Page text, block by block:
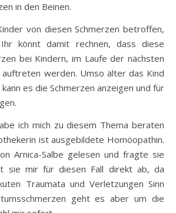
in den Beinen.
von diesen Schmerzen betroffen,
könnt damit rechnen, dass diese
bei Kindern, im Laufe der nächsten
auftreten werden. Umso älter das Kind
es die Schmerzen anzeigen und für
ich mich zu diesem Thema beraten
ist ausgebildete Homöopathin.
Arnica-Salbe gelesen und fragte sie
sie mir für diesen Fall direkt ab, da
Traumata und Verletzungen Sinn
geht es aber um die